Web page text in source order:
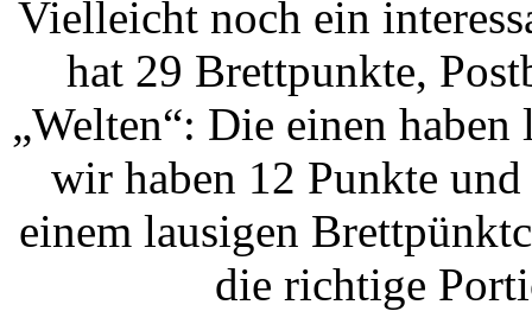
Vielleicht noch ein
hat 29 Brettpunkte,
„Welten“: Die einen
wir haben 12 Punkte
einem lausigen
die richtige